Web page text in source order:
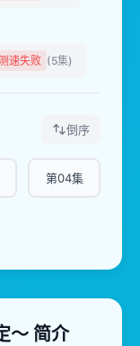
速失败 (5集)
倒序
第04集
～ 简介